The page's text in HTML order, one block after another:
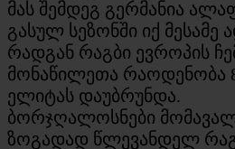
მას შემდეგ გერმანია
გასულ სეზონში იქ მესამე
რადგან რაგბი ევროპის
მონაწილეთა რაოდენობა
ელიტას დაუბრუნდა.
ბორჯღალოსნები
ზოგადად წლევანდელ